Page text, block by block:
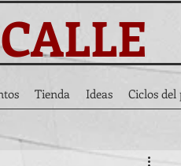
Tienda Ideas Ciclos